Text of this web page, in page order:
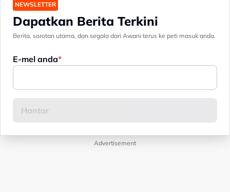
NEWSLETTER
Dapatkan Berita Terkini
Berita, sorotan utama, dan segala dari Awani terus ke peti masuk anda.
E-mel anda
Advertisement